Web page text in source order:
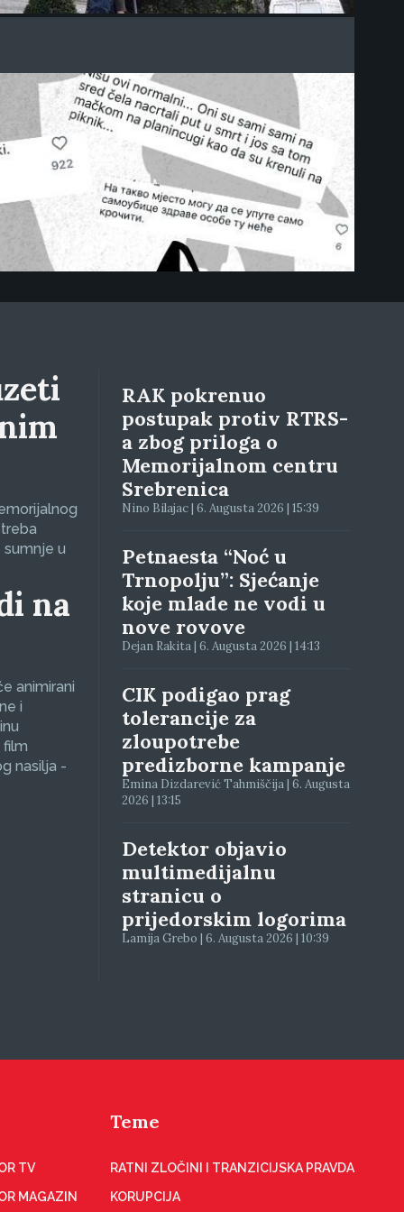
u
na
animirani
i
film
nasilja -
RAK pokrenuo
postupak protiv RTRS-
a zbog priloga o
Memorijalnom centru
Srebrenica
Nino Bilajac | 6. Augusta 2026 | 15:39
Petnaesta “Noć u
Trnopolju”: Sjećanje
koje mlade ne vodi u
nove rovove
Dejan Rakita | 6. Augusta 2026 | 14:13
CIK podigao prag
tolerancije za
zloupotrebe
predizborne kampanje
Emina Dizdarević Tahmiščija | 6. Augusta
2026 | 13:15
Detektor objavio
multimedijalnu
stranicu o
prijedorskim logorima
Lamija Grebo | 6. Augusta 2026 | 10:39
TV
MAGAZIN
Teme
RATNI ZLOČINI I TRANZICIJSKA PRAVDA
KORUPCIJA